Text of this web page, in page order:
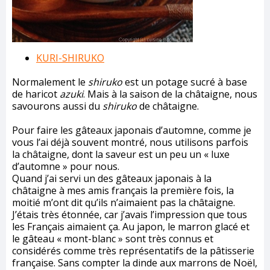
KURI-SHIRUKO
Normalement le shirukoest un potage sucré à base
de haricot azuki. Mais à la saison de la châtaigne, nous
savourons aussi du shirukode châtaigne.
Pour faire les gâteaux japonais d’automne, comme je
vous l’ai déjà souvent montré, nous utilisons parfois
la châtaigne, dont la saveur est un peu un « luxe
d’automne » pour nous.
Quand j’ai servi un des gâteaux japonais à la
châtaigne à mes amis français la première fois, la
moitié m’ont dit qu’ils n’aimaient pas la châtaigne.
J’étais très étonnée, car j’avais l’impression que tous
les Français aimaient ça. Au japon, le marron glacé et
le gâteau « mont-blanc » sont très connus et
considérés comme très représentatifs de la pâtisserie
française. Sans compter la dinde aux marrons de Noël,